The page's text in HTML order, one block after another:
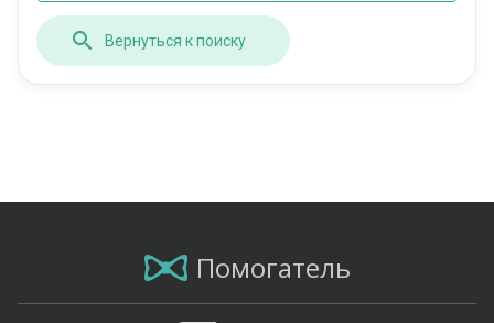
Вернуться к поиску
Помогатель